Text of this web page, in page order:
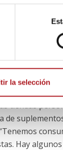
la selección
de
de
Fit Market,
Igor Barreiro,
tiendas
de
Hay